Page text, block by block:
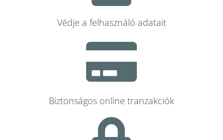
Védje a felhasználó adatait
Biztonságos online tranzakciók